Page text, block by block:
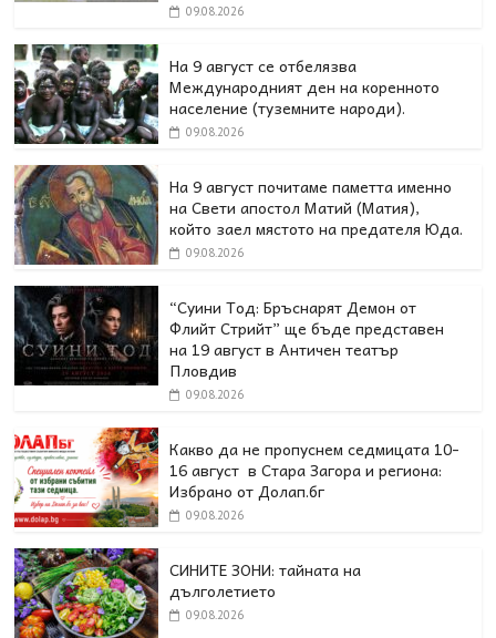
09.08.2026
На 9 август се отбелязва
Международният ден на коренното
население (туземните народи).
09.08.2026
На 9 август почитаме паметта именно
на Свети апостол Матий (Матия),
който заел мястото на предателя Юда.
09.08.2026
“Суини Тод: Бръснарят Демон от
Флийт Стрийт” ще бъде представен
на 19 август в Античен театър
Пловдив
09.08.2026
Какво да не пропуснем седмицата 10-
16 август в Стара Загора и региона:
Избрано от Долап.бг
09.08.2026
СИНИТЕ ЗОНИ: тайната на
дълголетието
09.08.2026